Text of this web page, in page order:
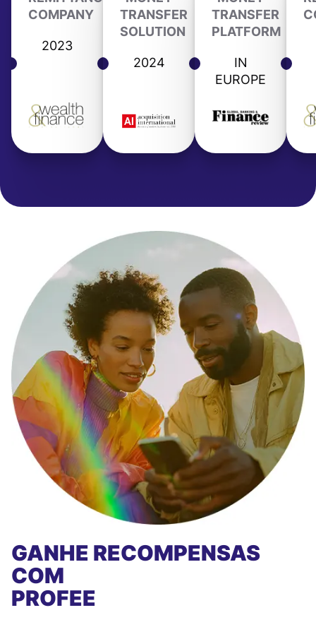
COMPANY
2023
TRANSFER
SOLUTION
2024
TRANSFER
PLATFORM
IN
EUROPE
GANHE RECOMPENSAS
COM
PROFEE